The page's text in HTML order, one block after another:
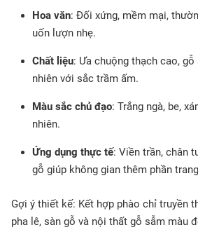
Hoa văn: Đối xứng, mềm mại,
uốn lượn nhẹ.
Chất liệu: Ưa chuộng thạch cao,
nhiên với sắc trầm ấm.
Màu sắc chủ đạo: Trắng ngà, be,
nhiên.
Ứng dụng thực tế: Viền trần, chân
gỗ giúp không gian thêm phần
Gợi ý thiết kế: Kết hợp phào chỉ truyền
pha lê, sàn gỗ và nội thất gỗ sẫm màu